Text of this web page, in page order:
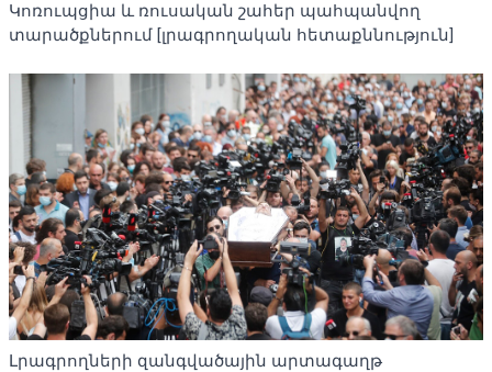
Կոռուպցիա և ռուսական շահեր պահպանվող
տարածքներում [լրագրողական հետաքննություն]
Լրագրողների զանգվածային արտագաղթ